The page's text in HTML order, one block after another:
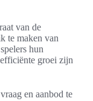
van de
te maken van
hun
groei zijn
en aanbod te